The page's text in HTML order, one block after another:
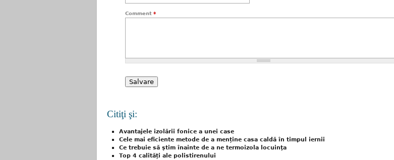
Comment *
Citiţi şi:
Avantajele izolării fonice a unei case
Cele mai eficiente metode de a menține casa caldă în timpul iernii
Ce trebuie să ştim înainte de a ne termoizola locuinţa
Top 4 calități ale polistirenului